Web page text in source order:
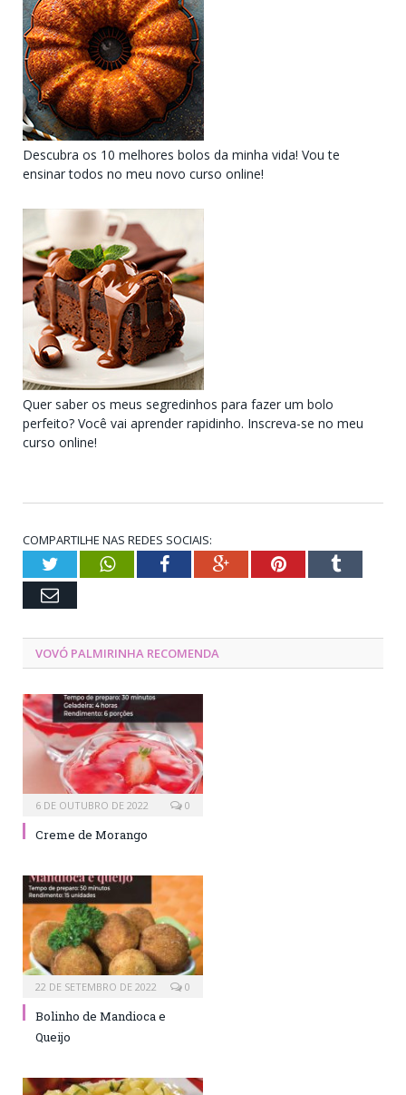
Descubra os 10 melhores bolos da minha vida! Vou te
ensinar todos no meu novo curso online!
Quer saber os meus segredinhos para fazer um bolo
perfeito? Você vai aprender rapidinho. Inscreva-se no meu
curso online!
COMPARTILHE NAS REDES SOCIAIS:
TwitterWhatsAppFacebookGoogle+PinterestTumblr
Email
VOVÓ PALMIRINHA RECOMENDA
6 DE OUTUBRO DE 2022 0
Creme de Morango
22 DE SETEMBRO DE 2022 0
Bolinho de Mandioca e
Queijo